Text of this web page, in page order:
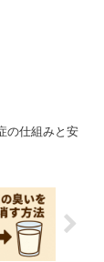
の仕組みと安